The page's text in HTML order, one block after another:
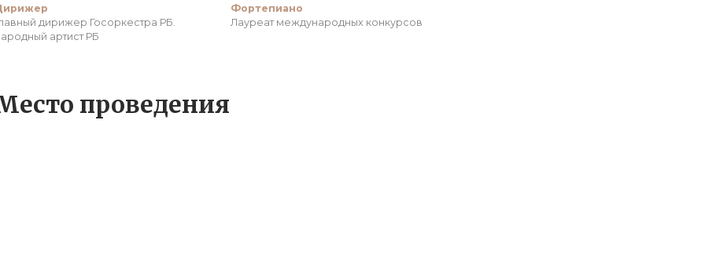
дирижер Госоркестра РБ.
артист РБ
Фортепиано
Лауреат международных конкурсов
проведения